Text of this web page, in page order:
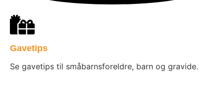
Gavetips
Se gavetips til småbarnsforeldre, barn og gravide.